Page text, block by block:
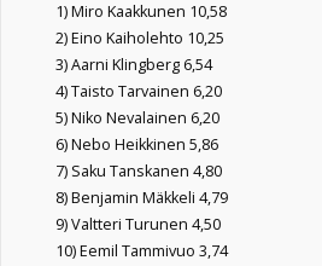
1) Miro Kaakkunen 10,58
2) Eino Kaiholehto 10,25
3) Aarni Klingberg 6,54
4) Taisto Tarvainen 6,20
5) Niko Nevalainen 6,20
6) Nebo Heikkinen 5,86
7) Saku Tanskanen 4,80
8) Benjamin Mäkkeli 4,79
9) Valtteri Turunen 4,50
10) Eemil Tammivuo 3,74